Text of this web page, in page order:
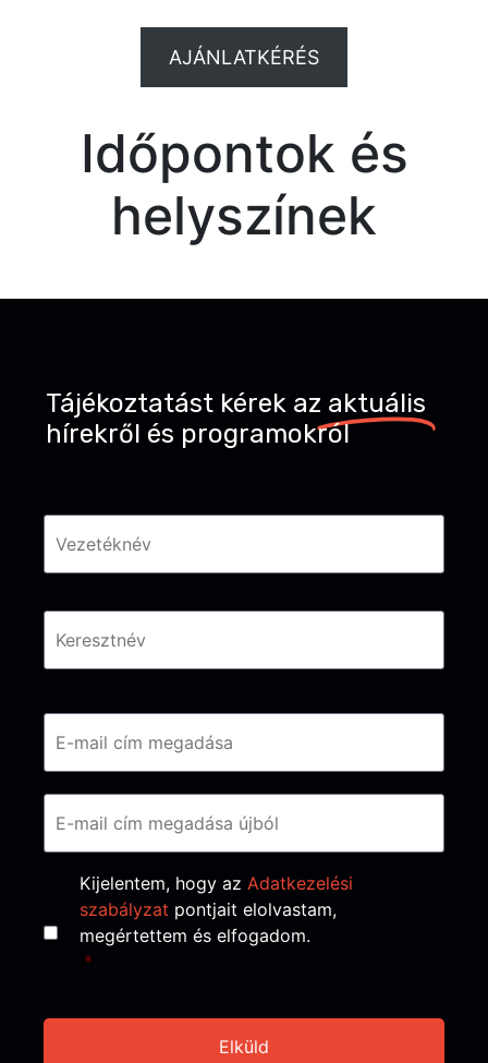
AJÁNLATKÉRÉS
Időpontok és
helyszínek
Tájékoztatást kérek az aktuális
hírekről és programokról
Név *
Email *
Consent *
Kijelentem, hogy az Adatkezelési
szabályzat pontjait elolvastam,
megértettem és elfogadom.
*